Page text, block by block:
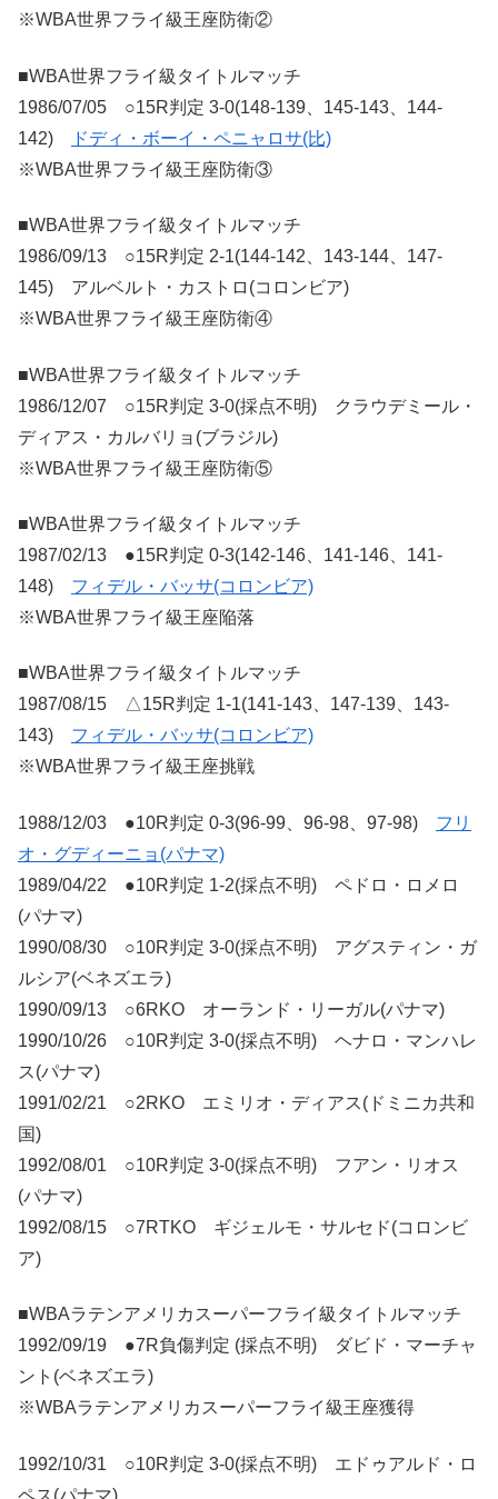
※WBA世界フライ級王座防衛②
■WBA世界フライ級タイトルマッチ
1986/07/05 ○15R判定 3-0(148-139、145-143、144-
142)
ドディ・ボーイ・ペニャロサ(比)
※WBA世界フライ級王座防衛③
■WBA世界フライ級タイトルマッチ
1986/09/13 ○15R判定 2-1(144-142、143-144、147-
145) アルベルト・カストロ(コロンビア)
※WBA世界フライ級王座防衛④
■WBA世界フライ級タイトルマッチ
1986/12/07 ○15R判定 3-0(採点不明) クラウデミール・
ディアス・カルバリョ(ブラジル)
※WBA世界フライ級王座防衛⑤
■WBA世界フライ級タイトルマッチ
1987/02/13 ●15R判定 0-3(142-146、141-146、141-
148) フィデル・バッサ(コロンビア)
※WBA世界フライ級王座陥落
■WBA世界フライ級タイトルマッチ
1987/08/15 △15R判定 1-1(141-143、147-139、143-
143) フィデル・バッサ(コロンビア)
※WBA世界フライ級王座挑戦
1988/12/03 ●10R判定 0-3(96-99、96-98、97-98) フリ
オ・グディーニョ(パナマ)
1989/04/22 ●10R判定 1-2(採点不明) ペドロ・ロメロ
(パナマ)
1990/08/30 ○10R判定 3-0(採点不明) アグスティン・ガ
ルシア(ベネズエラ)
1990/09/13 ○6RKO オーランド・リーガル(パナマ)
1990/10/26 ○10R判定 3-0(採点不明) ヘナロ・マンハレ
ス(パナマ)
1991/02/21 ○2RKO エミリオ・ディアス(ドミニカ共和
国)
1992/08/01 ○10R判定 3-0(採点不明) フアン・リオス
(パナマ)
1992/08/15 ○7RTKO ギジェルモ・サルセド(コロンビ
ア)
■WBAラテンアメリカスーパーフライ級タイトルマッチ
1992/09/19 ●7R負傷判定 (採点不明) ダビド・マーチャ
ント(ベネズエラ)
※WBAラテンアメリカスーパーフライ級王座獲得
1992/10/31 ○10R判定 3-0(採点不明) エドゥアルド・ロ
ペス(パナマ)